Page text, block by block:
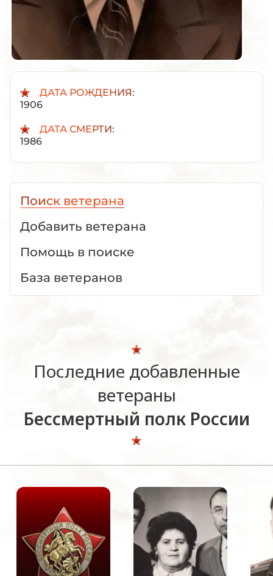
ДАТА РОЖДЕНИЯ:
1906
ДАТА СМЕРТИ:
1986
Поиск ветерана
Добавить ветерана
Помощь в поиске
База ветеранов
Последние добавленные
ветераны
Бессмертный полк России